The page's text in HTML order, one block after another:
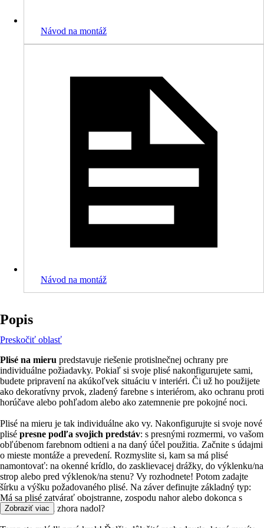
Návod na montáž
Návod na montáž
Popis
Preskočiť oblasť
Plisé na mieru predstavuje riešenie protislnečnej ochrany pre
individuálne požiadavky. Pokiaľ si svoje plisé nakonfigurujete sami,
budete pripravení na akúkoľvek situáciu v interiéri. Či už ho použijete
ako dekoratívny prvok, zladený farebne s interiérom, ako ochranu proti
horúčave alebo pohľadom alebo ako zatemnenie pre pokojné noci.
Plisé na mieru je tak individuálne ako vy. Nakonfigurujte si svoje nové
plisé presne podľa svojich predstáv: s presnými rozmermi, vo vašom
obľúbenom farebnom odtieni a na daný účel použitia. Začnite s údajmi
o mieste montáže a prevedení. Rozmyslite si, kam sa má plisé
namontovať: na okenné krídlo, do zasklievacej drážky, do výklenku/na
strop alebo pred výklenok/na stenu? Vy rozhodnete! Potom zadajte
šírku a výšku požadovaného plisé. Na záver definujte základný typ:
Má sa plisé zatvárať obojstranne, zospodu nahor alebo dokonca s
dvoma látkami zhora nadol?
Zobraziť viac